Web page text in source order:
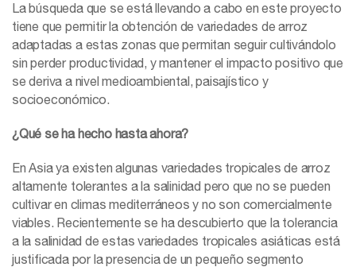
La búsqueda que se está llevando a cabo en este proyecto
tiene que permitir la obtención de variedades de arroz
adaptadas a estas zonas que permitan seguir cultivándolo
sin perder productividad, y mantener el impacto positivo que
se deriva a nivel medioambiental, paisajístico y
socioeconómico.
¿Qué se ha hecho hasta ahora?
En Asia ya existen algunas variedades tropicales de arroz
altamente tolerantes a la salinidad pero que no se pueden
cultivar en climas mediterráneos y no son comercialmente
viables. Recientemente se ha descubierto que la tolerancia
a la salinidad de estas variedades tropicales asiáticas está
justificada por la presencia de un pequeño segmento